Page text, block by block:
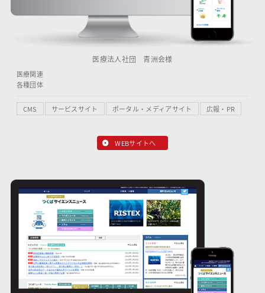
医療法人社団 青洲会様
医療関連
各種団体
CMS サービスサイト ポータル・メディアサイト 広報・PR
WEBサイトへ